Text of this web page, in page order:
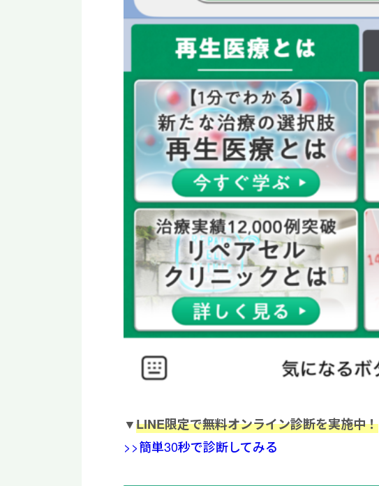
▼LINE限定で無料オンライン診断を実施中！
>>簡単30秒で診断してみる